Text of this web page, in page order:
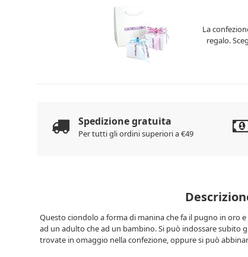
La
regalo.
Spedizione gratuita
Per tutti gli ordini superiori a €49
Questo ciondolo a forma di manina che fa il pugno in oro
ad un adulto che ad un bambino. Si può indossare subito
trovate in omaggio nella confezione, oppure si può